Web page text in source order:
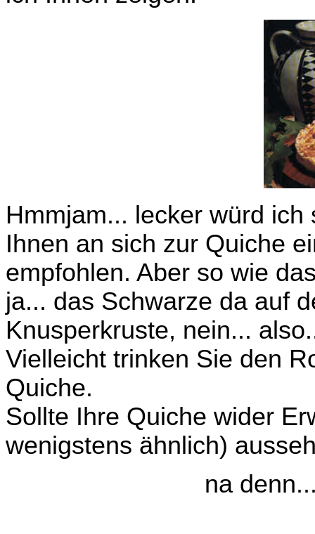
Hmmjam... lecker würd
Ihnen an sich zur Quiche
empfohlen. Aber so wie
ja... das Schwarze da auf
Knusperkruste, nein...
Vielleicht trinken Sie den
Quiche.
Sollte Ihre Quiche wider
wenigstens ähnlich)
na